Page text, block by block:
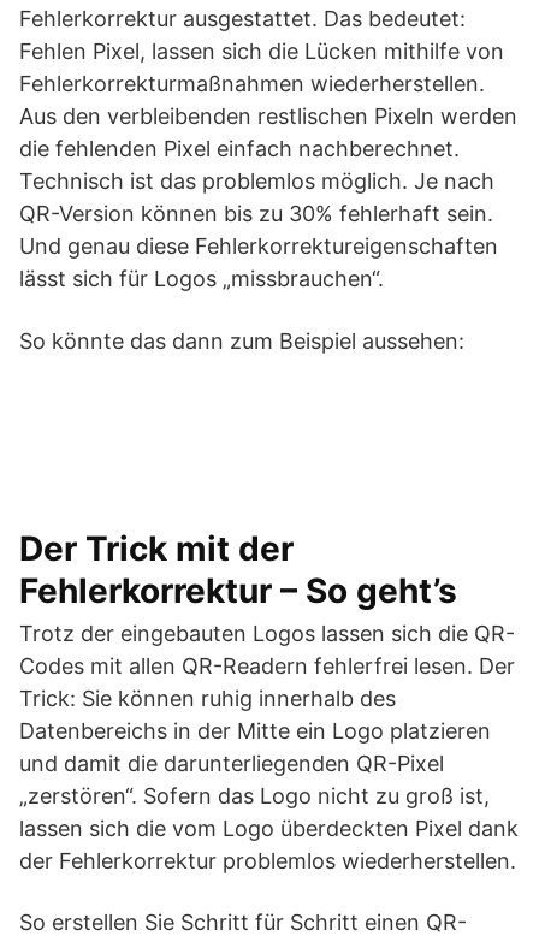
Fehlerkorrektur ausgestattet. Das bedeutet:
Fehlen Pixel, lassen sich die Lücken mithilfe von
Fehlerkorrekturmaßnahmen wiederherstellen.
Aus den verbleibenden restlischen Pixeln werden
die fehlenden Pixel einfach nachberechnet.
Technisch ist das problemlos möglich. Je nach
QR-Version können bis zu 30% fehlerhaft sein.
Und genau diese Fehlerkorrektureigenschaften
lässt sich für Logos „missbrauchen“.
So könnte das dann zum Beispiel aussehen:
Der Trick mit der
Fehlerkorrektur – So geht’s
Trotz der eingebauten Logos lassen sich die QR-
Codes mit allen QR-Readern fehlerfrei lesen. Der
Trick: Sie können ruhig innerhalb des
Datenbereichs in der Mitte ein Logo platzieren
und damit die darunterliegenden QR-Pixel
„zerstören“. Sofern das Logo nicht zu groß ist,
lassen sich die vom Logo überdeckten Pixel dank
der Fehlerkorrektur problemlos wiederherstellen.
So erstellen Sie Schritt für Schritt einen QR-